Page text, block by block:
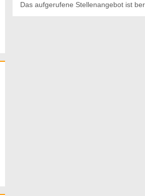
Das aufgerufene Stellenangebot ist